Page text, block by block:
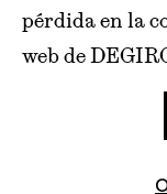
pérdida en la
web de